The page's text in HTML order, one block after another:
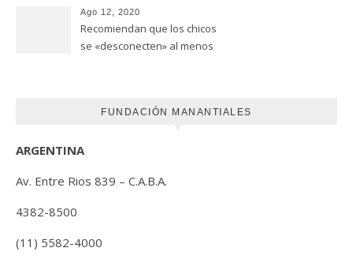
(FUNDACION MANANTIALES)
Ago 12, 2020
Recomiendan que los chicos
se «desconecten» al menos
FUNDACIÓN MANANTIALES
ARGENTINA
Av. Entre Rios 839 – C.A.B.A.
4382-8500
(11) 5582-4000